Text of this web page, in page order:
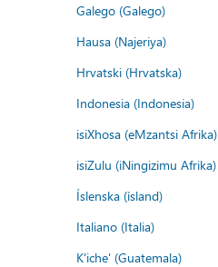
Galego (Galego)
Hausa (Najeriya)
Hrvatski (Hrvatska)
Indonesia (Indonesia)
isiXhosa (eMzantsi Afrika)
isiZulu (iNingizimu Afrika)
Íslenska (ísland)
Italiano (Italia)
K'iche' (Guatemala)